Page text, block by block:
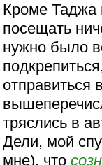
Кроме Таджа
посещать
нужно было
отправиться
тряслись в
Дели, мой
мне), что